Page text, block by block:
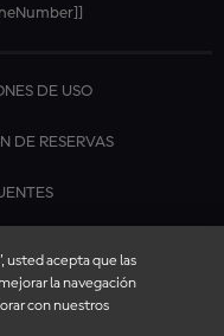
DE USO
DE RESERVAS
usted acepta que las
la navegación
con nuestros